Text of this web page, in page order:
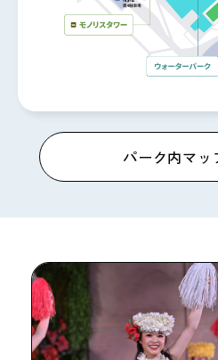
パーク内マッ